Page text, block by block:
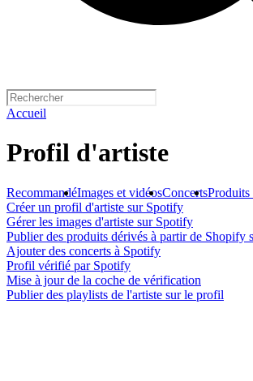
Accueil
Profil d'artiste
RecommandéImages et vidéosConcertsProduits
Créer un profil d'artiste sur Spotify
Gérer les images d'artiste sur Spotify
Publier des produits dérivés à partir de Shopify
Ajouter des concerts à Spotify
Profil vérifié par Spotify
Mise à jour de la coche de vérification
Publier des playlists de l'artiste sur le profil